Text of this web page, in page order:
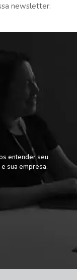
newsletter:
entender seu
sua empresa.